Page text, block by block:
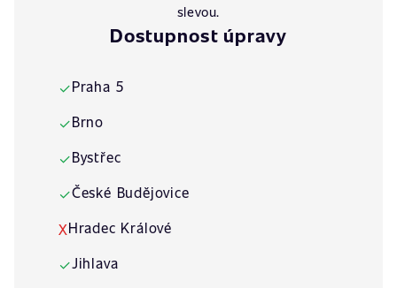
slevou.
Dostupnost úpravy
✓Praha 5
✓Brno
✓Bystřec
✓České Budějovice
XHradec Králové
✓Jihlava